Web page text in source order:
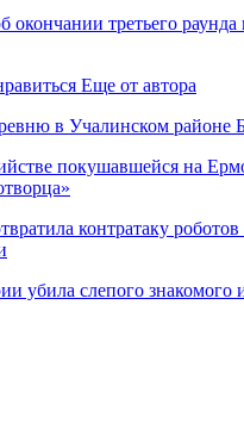
третьего раунда
Еще от автора
в Учалинском районе
покушавшейся на
контратаку
убила слепого знакомого